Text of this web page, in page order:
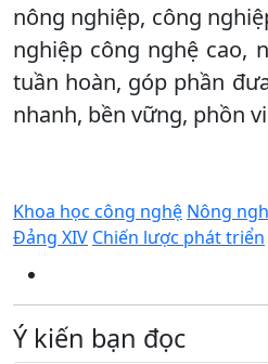
nông nghiệp, công
nghiệp công nghệ cao,
tuần hoàn, góp phần
nhanh, bền vững, phồn
Khoa học công nghệ Nông
Đảng XIV Chiến lược phát triển
Ý kiến bạn đọc